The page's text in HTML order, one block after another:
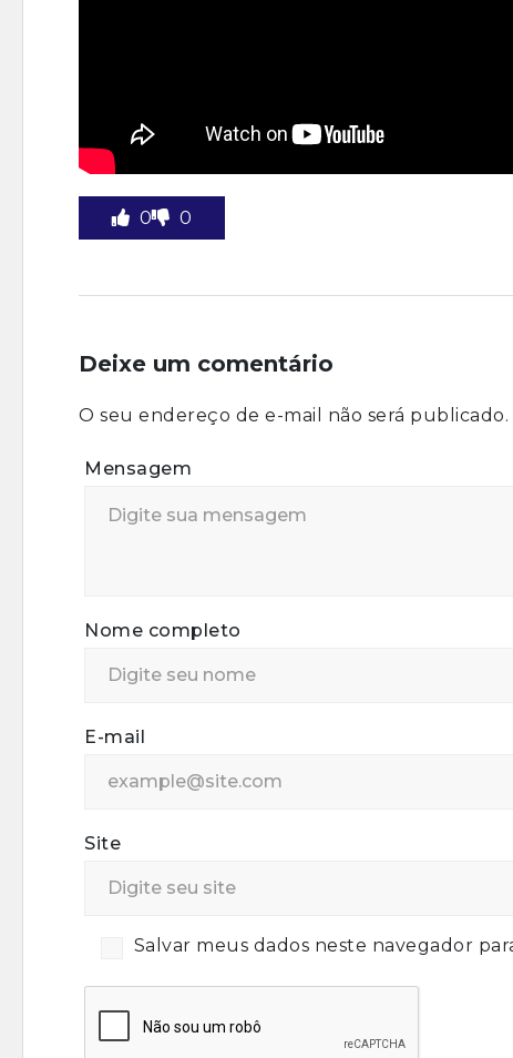
0 0
Deixe um comentário
O seu endereço de e-mail não será publicado.
Mensagem
Nome completo
E-mail
Site
Salvar meus dados neste navegador